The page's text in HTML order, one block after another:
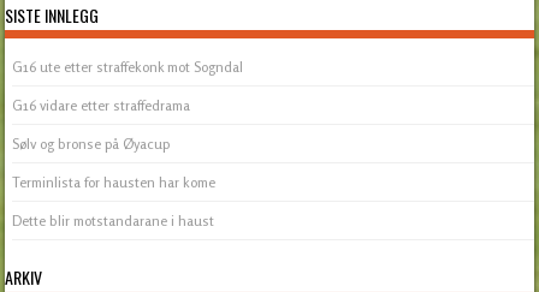
SISTE INNLEGG
G16 ute etter straffekonk mot Sogndal
G16 vidare etter straffedrama
Sølv og bronse på Øyacup
Terminlista for hausten har kome
Dette blir motstandarane i haust
ARKIV